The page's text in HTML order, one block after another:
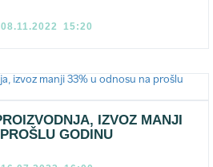
15:20
IZVOZ MANJI
GODINU